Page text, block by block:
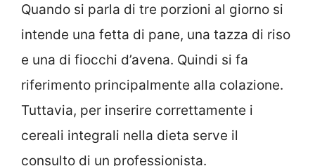
Quando si parla di tre porzioni al giorno si
intende una fetta di pane, una tazza di riso
e una di fiocchi d’avena. Quindi si fa
riferimento principalmente alla colazione.
Tuttavia, per inserire correttamente i
cereali integrali nella dieta serve il
consulto di un professionista.